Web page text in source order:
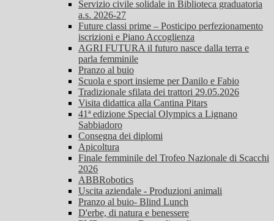
Servizio civile solidale in Biblioteca graduatoria
a.s. 2026-27
Future classi prime – Posticipo perfezionamento
iscrizioni e Piano Accoglienza
AGRI FUTURA il futuro nasce dalla terra e
parla femminile
Pranzo al buio
Scuola e sport insieme per Danilo e Fabio
Tradizionale sfilata dei trattori 29.05.2026
Visita didattica alla Cantina Pitars
41ª edizione Special Olympics a Lignano
Sabbiadoro
Consegna dei diplomi
Apicoltura
Finale femminile del Trofeo Nazionale di Scacchi
2026
ABBRobotics
Uscita aziendale - Produzioni animali
Pranzo al buio- Blind Lunch
D'erbe, di natura e benessere